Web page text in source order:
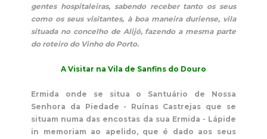
gentes hospitaleiras, sabendo receber tanto os seus
como os seus visitantes, à boa maneira duriense, vila
situada no concelho de Alijó, fazendo a mesma parte
do roteiro do Vinho do Porto.
A Visitar na Vila de Sanfins do Douro
Ermida onde se situa o Santuário de Nossa
Senhora da Piedade - Ruínas Castrejas que se
situam numa das encostas da sua Ermida - Lápide
in memoriam ao apelido, que é dado aos seus